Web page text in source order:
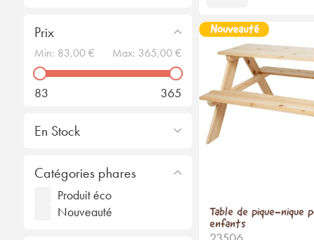
Prix
Min: 83,00 € Max: 365,00 €
83 365
En Stock
Catégories phares
Produit éco
Nouveauté
Table de pique-nique
enfants